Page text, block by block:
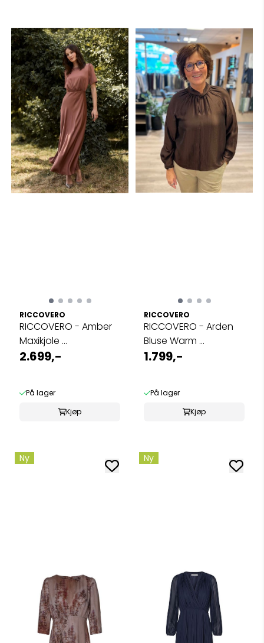
RICCOVERO
RICCOVERO - Amber
Maxikjole ...
2.699,-
På lager
Kjøp
RICCOVERO
RICCOVERO - Arden
Bluse Warm ...
1.799,-
På lager
Kjøp
Ny Ny